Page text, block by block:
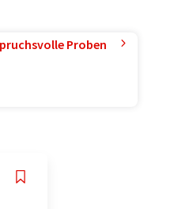
Proben